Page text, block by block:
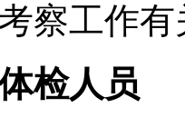
察工作
检人员